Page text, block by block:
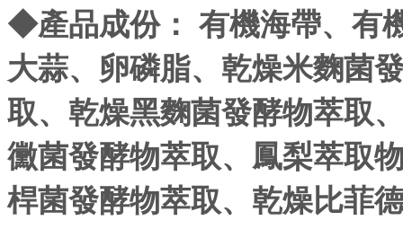
◆產品成份： 有機海帶、有
大蒜、卵磷脂、乾燥米麴菌
取、乾燥黑麴菌發酵物萃取
黴菌發酵物萃取、鳳梨萃取
桿菌發酵物萃取、乾燥比菲